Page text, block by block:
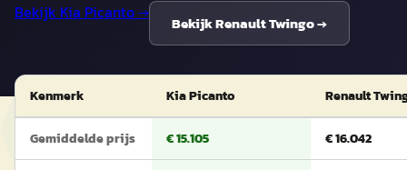
Bekijk Kia Picanto→
BekijkRenault Twingo→
Kenmerk Kia Picanto Renault
Gemiddelde prijs € 15.105 € 16.042